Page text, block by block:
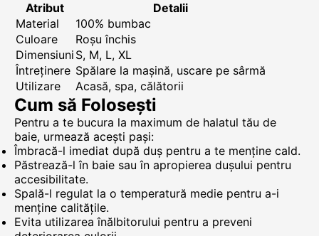
Atribut
Detalii
Material
100% bumbac
Culoare
Roșu închis
Dimensiuni S, M, L, XL
Întreținere Spălare la mașină, uscare pe sârmă
Utilizare
Acasă, spa, călătorii
Cum să Folosești
Pentru a te bucura la maximum de halatul tău de
baie, urmează acești pași:
Îmbracă-l imediat după duș pentru a te menține cald.
Păstrează-l în baie sau în apropierea dușului pentru
accesibilitate.
Spală-l regulat la o temperatură medie pentru a-i
menține calitățile.
Evita utilizarea înălbitorului pentru a preveni